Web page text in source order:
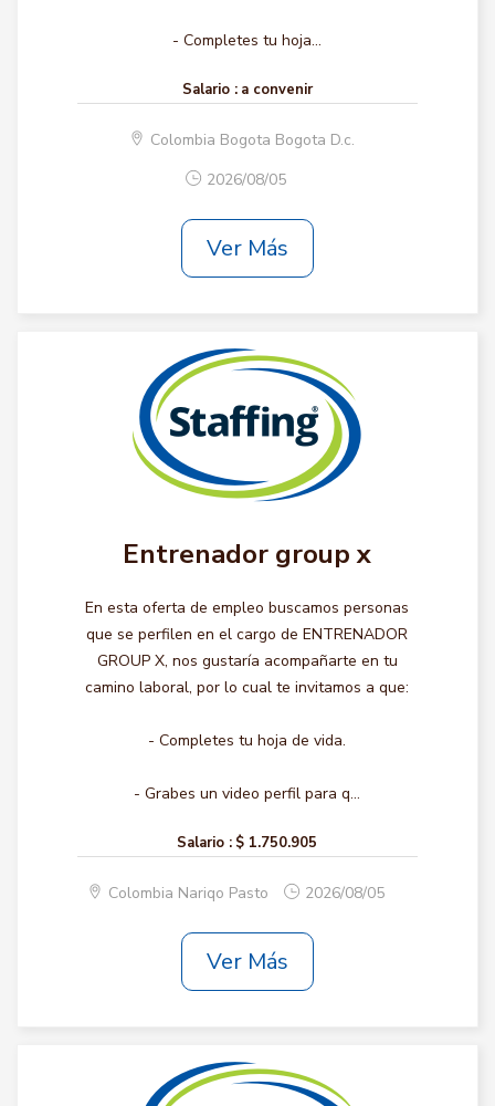
- Completes tu hoja...
Salario : a convenir
Colombia Bogota Bogota D.c.
2026/08/05
Ver Más
Entrenador group x
En esta oferta de empleo buscamos personas
que se perfilen en el cargo de ENTRENADOR
GROUP X, nos gustaría acompañarte en tu
camino laboral, por lo cual te invitamos a que:
- Completes tu hoja de vida.
- Grabes un video perfil para q...
Salario : $ 1.750.905
Colombia Nariqo Pasto 2026/08/05
Ver Más